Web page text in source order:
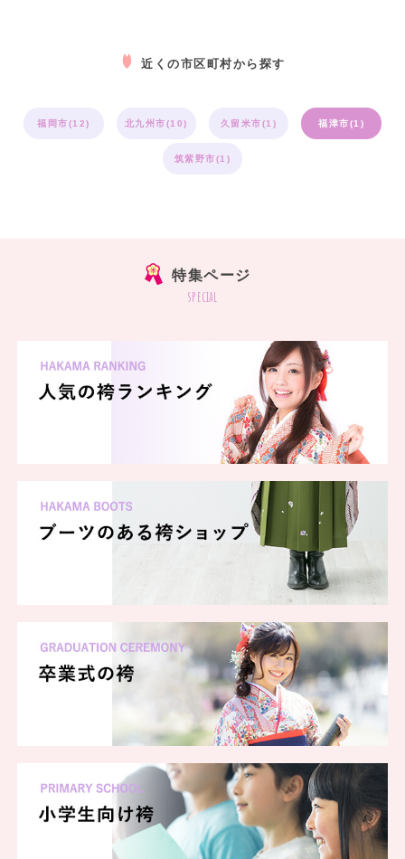
近くの市区町村から探す
福岡市(12) 北九州市(10) 久留米市(1) 福津市(1)
筑紫野市(1)
特集ページ
special